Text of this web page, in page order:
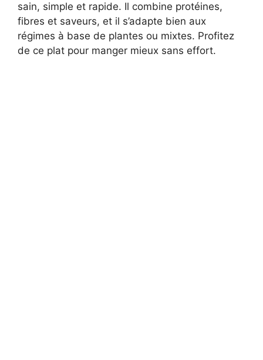
sain, simple et rapide. Il combine protéines,
fibres et saveurs, et il s’adapte bien aux
régimes à base de plantes ou mixtes. Profitez
de ce plat pour manger mieux sans effort.